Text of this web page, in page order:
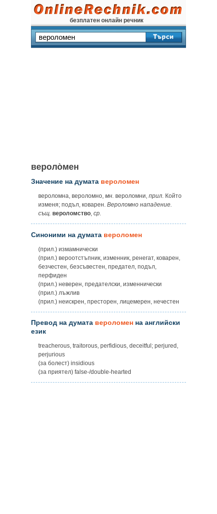
безплатен онлайн речник
вероло̀мен
Значение на думата вероломен
вероломна, вероломно, мн. вероломни, прил. Който
изменя; подъл, коварен. Вероломно нападение.
същ. вероломство, ср.
Синоними на думата вероломен
(прил.) измамнически
(прил.) вероотстъпник, изменник, ренегат, коварен,
безчестен, безсъвестен, предател, подъл,
перфиден
(прил.) неверен, предателски, изменнически
(прил.) лъжлив
(прил.) неискрен, престорен, лицемерен, нечестен
Превод на думата вероломен на английски
език
treacherous, traitorous, perfidious, deceitful; perjured,
perjurious
(за болест) insidious
(за приятел) false-/double-hearted